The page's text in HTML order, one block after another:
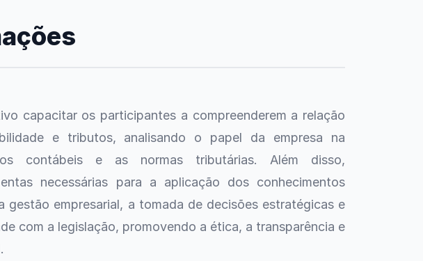
capacitar os participantes a compreenderem a relação
e tributos, analisando o papel da empresa na
contábeis e as normas tributárias. Além disso,
necessárias para a aplicação dos conhecimentos
gestão empresarial, a tomada de decisões estratégicas e
com a legislação, promovendo a ética, a transparência e